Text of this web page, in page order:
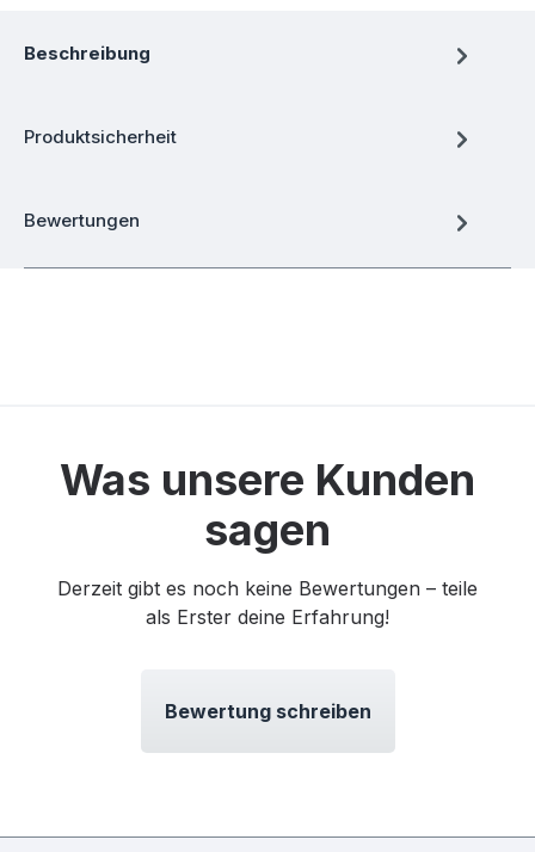
Beschreibung
Produktsicherheit
Bewertungen
Was unsere Kunden
sagen
Derzeit gibt es noch keine Bewertungen – teile
als Erster deine Erfahrung!
Bewertung schreiben